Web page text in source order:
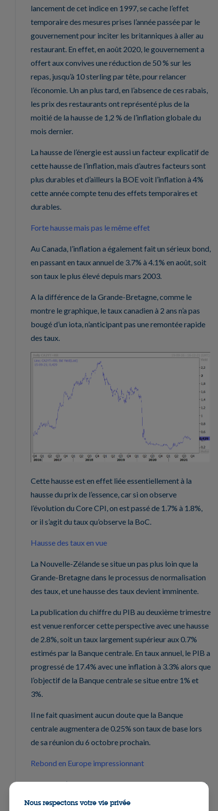
lancement de cet indice en 1997, se cache l’effet
temporaire des mesures prises l’année passée par le
gouvernement pour inciter les britanniques à aller au
restaurant. En effet, en août 2020, le gouvernement a
offert aux convives une réduction de 50 % sur les
repas, jusqu’à 10 sterling par tête, pour relancer
l’économie. Un an plus tard, en l’absence de ces rabais,
les prix des restaurants ont représenté plus de la
moitié de la hausse de 1,2 % de l’inflation globale du
mois dernier.
La hausse de l’énergie est aussi un facteur explicatif de
cette hausse de l’inflation, mais d’autres facteurs sont
plus durables et d’ailleurs la BOE voit l’inflation à 4%
cette année compte tenu des effets temporaires et
durables.
Forte hausse mais pas le même effet
Au Canada, l’inflation a également fait un sérieux bond,
en passant en taux annuel de 3.7% à 4.1% en août, soit
son taux le plus élevé depuis mars 2003.
A la différence de la Grande-Bretagne, comme le
montre le graphique, le taux canadien à 2 ans n’a pas
bougé d’un iota, n’anticipant pas une remontée rapide
des taux.
Cette hausse est en effet liée essentiellement à la
hausse du prix de l’essence, car si on observe
l’évolution du Core CPI, on est passé de 1.7% à 1.8%,
or il s’agit du taux qu’observe la BoC.
Hausse des taux en vue
La Nouvelle-Zélande se situe un pas plus loin que la
Grande-Bretagne dans le processus de normalisation
des taux, et une hausse des taux devient imminente.
La publication du chiffre du PIB au deuxième trimestre
est venue renforcer cette perspective avec une hausse
de 2.8%, soit un taux largement supérieur aux 0.7%
estimés par la Banque centrale. En taux annuel, le PIB a
progressé de 17.4% avec une inflation à 3.3% alors que
l’objectif de la Banque centrale se situe entre 1% et
3%.
Il ne fait quasiment aucun doute que la Banque
centrale augmentera de 0.25% son taux de base lors
de sa réunion du 6 octobre prochain.
Rebond en Europe impressionnant
Alors que l’Asie continue de montrer de sérieux signes
d’essoufflement, en grande partie à cause du variant
Nous respectons votre vie privée